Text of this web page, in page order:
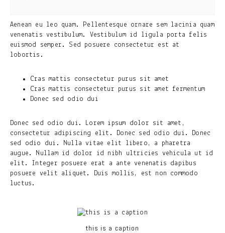
Aenean eu leo quam. Pellentesque ornare sem lacinia quam
venenatis vestibulum. Vestibulum id ligula porta felis
euismod semper. Sed posuere consectetur est at
lobortis.
Cras mattis consectetur purus sit amet
Cras mattis consectetur purus sit amet fermentum
Donec sed odio dui
Donec sed odio dui. Lorem ipsum dolor sit amet,
consectetur adipiscing elit. Donec sed odio dui. Donec
sed odio dui. Nulla vitae elit libero, a pharetra
augue. Nullam id dolor id nibh ultricies vehicula ut id
elit. Integer posuere erat a ante venenatis dapibus
posuere velit aliquet. Duis mollis, est non commodo
luctus.
this is a caption